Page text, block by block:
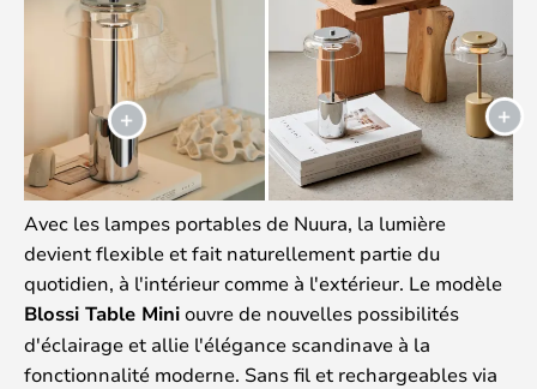
Avec les lampes portables de Nuura, la lumière
devient flexible et fait naturellement partie du
quotidien, à l'intérieur comme à l'extérieur. Le modèle
Blossi Table Miniouvre de nouvelles possibilités
d'éclairage et allie l'élégance scandinave à la
fonctionnalité moderne. Sans fil et rechargeables via